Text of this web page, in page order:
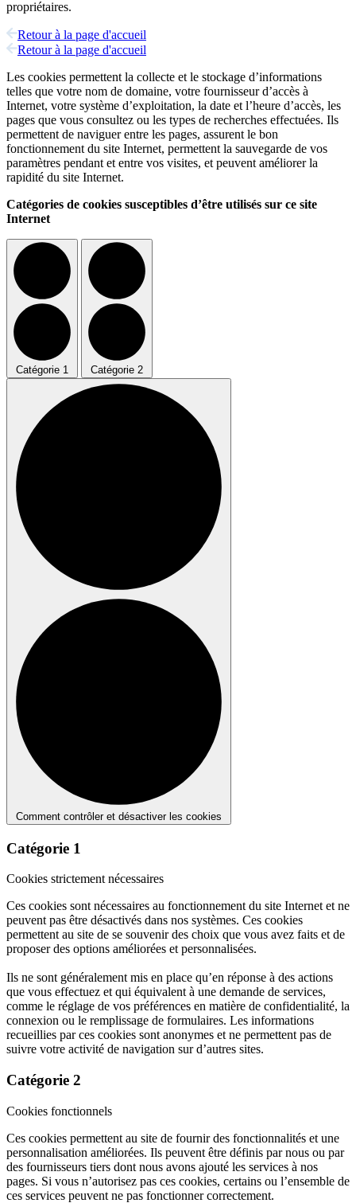
propriétaires.
Retour à la page d'accueil
Retour à la page d'accueil
Les cookies permettent la collecte et le stockage d’informations
telles que votre nom de domaine, votre fournisseur d’accès à
Internet, votre système d’exploitation, la date et l’heure d’accès, les
pages que vous consultez ou les types de recherches effectuées. Ils
permettent de naviguer entre les pages, assurent le bon
fonctionnement du site Internet, permettent la sauvegarde de vos
paramètres pendant et entre vos visites, et peuvent améliorer la
rapidité du site Internet.
Catégories de cookies susceptibles d’être utilisés sur ce site
Internet
Catégorie 1 Catégorie 2
Comment contrôler et désactiver les cookies
Catégorie 1
Cookies strictement nécessaires
Ces cookies sont nécessaires au fonctionnement du site Internet et ne
peuvent pas être désactivés dans nos systèmes. Ces cookies
permettent au site de se souvenir des choix que vous avez faits et de
proposer des options améliorées et personnalisées.
Ils ne sont généralement mis en place qu’en réponse à des actions
que vous effectuez et qui équivalent à une demande de services,
comme le réglage de vos préférences en matière de confidentialité, la
connexion ou le remplissage de formulaires. Les informations
recueillies par ces cookies sont anonymes et ne permettent pas de
suivre votre activité de navigation sur d’autres sites.
Catégorie 2
Cookies fonctionnels
Ces cookies permettent au site de fournir des fonctionnalités et une
personnalisation améliorées. Ils peuvent être définis par nous ou par
des fournisseurs tiers dont nous avons ajouté les services à nos
pages. Si vous n’autorisez pas ces cookies, certains ou l’ensemble de
ces services peuvent ne pas fonctionner correctement.